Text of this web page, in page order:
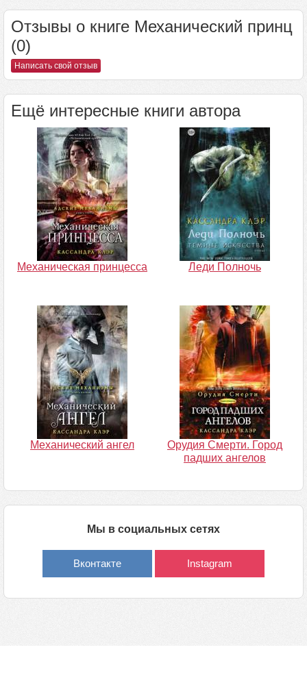
Отзывы о книге Механический принц
(0)
Написать свой отзыв
Ещё интересные книги автора
Механическая принцесса Леди Полночь
Механический ангел
Орудия Смерти. Город
падших ангелов
Мы в социальных сетях
Вконтакте Instagram